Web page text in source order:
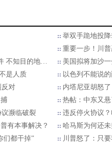
举双手跪地投
重要一步！川
不知目的地…
美国拟将加沙
是人质
以色列不能说
反对
内塔尼亚胡怒
热帖：中东又
议濒临破裂
违反停火协议
有本事解决？
哈马斯为何还
们都干掉”
川普怒了：只